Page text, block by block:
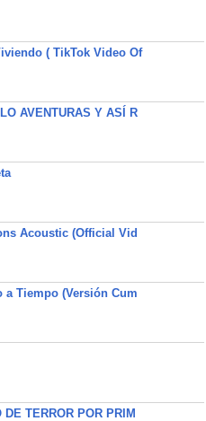
( TikTok Video Of
AVENTURAS Y ASÍ R
Acoustic (Official Vid
a Tiempo (Versión Cum
TERROR POR PRIM